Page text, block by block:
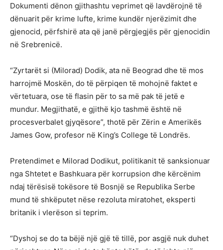
Dokumenti dënon gjithashtu veprimet që lavdërojnë të
dënuarit për krime lufte, krime kundër njerëzimit dhe
gjenocid, përfshirë ata që janë përgjegjës për gjenocidin
në Srebrenicë.
“Zyrtarët si (Milorad) Dodik, ata në Beograd dhe të mos
harrojmë Moskën, do të përpiqen të mohojnë faktet e
vërtetuara, ose të flasin për to sa më pak të jetë e
mundur. Megjithatë, e gjithë kjo tashmë është në
procesverbalet gjyqësore”, thotë për Zërin e Amerikës
James Gow, profesor në King’s College të Londrës.
Pretendimet e Milorad Dodikut, politikanit të sanksionuar
nga Shtetet e Bashkuara për korrupsion dhe kërcënim
ndaj tërësisë tokësore të Bosnjë se Republika Serbe
mund të shkëputet nëse rezoluta miratohet, eksperti
britanik i vlerëson si teprim.
“Dyshoj se do ta bëjë një gjë të tillë, por asgjë nuk duhet